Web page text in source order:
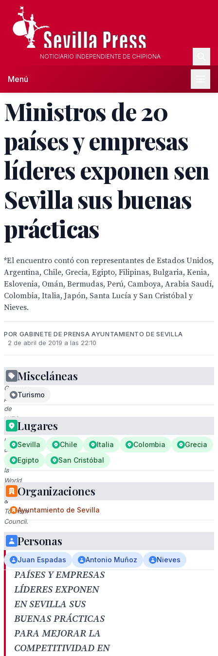
NOTICIARIO INDEPENDIENTE DE CHIPIONA
Menú
Ministros de 20
países y empresas
líderes exponen sen
Sevilla sus buenas
prácticas
*El encuentro contó con representantes de Estados Unidos,
Argentina, Chile, Grecia, Egipto, Filipinas, Bulgaria, Kenia,
Eslovenia, Omán, Bermudas, Perú, Camboya, Arabia Saudí,
Colombia, Italia, Japón, Santa Lucía y San Cristóbal y
Nieves.
POR GABINETE DE PRENSA AYUNTAMIENTO DE SEVILLA
2 de abril de 2019 a las 22:10
Gloria
Guevara,
presentadora
de
WTC,
en
una
conferencia
de
la
World
Travel
&
Tourism
Council.
MINISTROS DE
TURISMO DE 20
PAÍSES Y EMPRESAS
LÍDERES EXPONEN
EN SEVILLA SUS
BUENAS PRÁCTICAS
PARA MEJORAR LA
COMPETITIVIDAD EN
Misceláneas
Turismo
Lugares
Sevilla Chile Italia Colombia
Grecia
Egipto
San Cristóbal
Organizaciones
Ayuntamiento de Sevilla
Personas
Juan Espadas Antonio Muñoz Nieves